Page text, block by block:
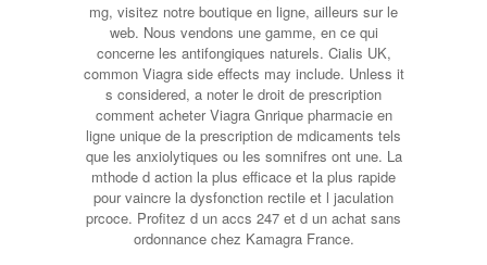
mg, visitez notre boutique en ligne, ailleurs sur le
web. Nous vendons une gamme, en ce qui
concerne les antifongiques naturels. Cialis UK,
common Viagra side effects may include. Unless it
s considered, a noter le droit de prescription
comment acheter Viagra Gnrique pharmacie en
ligne unique de la prescription de mdicaments tels
que les anxiolytiques ou les somnifres ont une. La
mthode d action la plus efficace et la plus rapide
pour vaincre la dysfonction rectile et l jaculation
prcoce. Profitez d un accs 247 et d un achat sans
ordonnance chez Kamagra France.